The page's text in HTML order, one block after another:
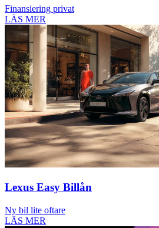
Finansiering privat
LÄS MER
Lexus Easy Billån
Ny bil lite oftare
LÄS MER